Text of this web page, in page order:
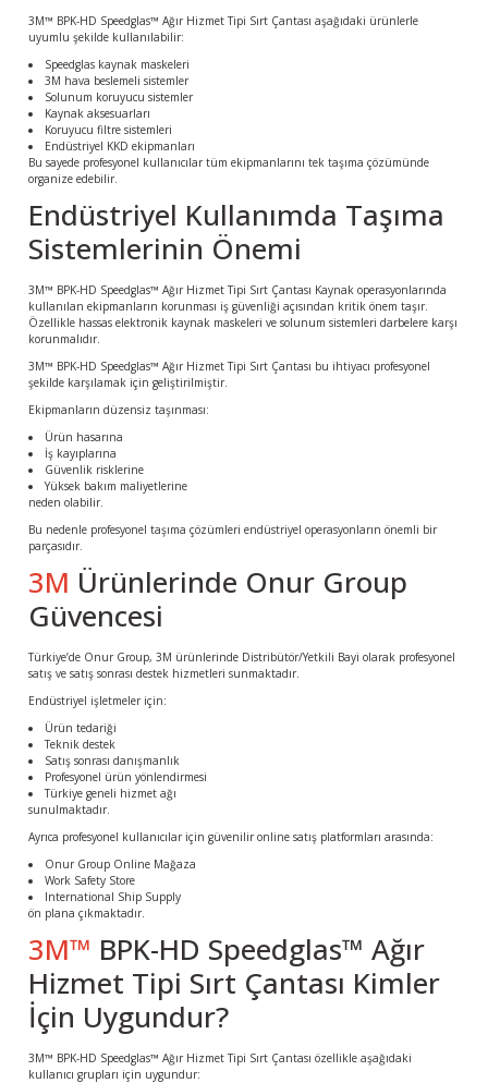
3M™ BPK-HD Speedglas™ Ağır Hizmet Tipi Sırt Çantası aşağıdaki ürünlerle
uyumlu şekilde kullanılabilir:
Speedglas kaynak maskeleri
3M hava beslemeli sistemler
Solunum koruyucu sistemler
Kaynak aksesuarları
Koruyucu filtre sistemleri
Endüstriyel KKD ekipmanları
Bu sayede profesyonel kullanıcılar tüm ekipmanlarını tek taşıma çözümünde
organize edebilir.
Endüstriyel Kullanımda Taşıma
Sistemlerinin Önemi
3M™ BPK-HD Speedglas™ Ağır Hizmet Tipi Sırt Çantası Kaynak operasyonlarında
kullanılan ekipmanların korunması iş güvenliği açısından kritik önem taşır.
Özellikle hassas elektronik kaynak maskeleri ve solunum sistemleri darbelere karşı
korunmalıdır.
3M™ BPK-HD Speedglas™ Ağır Hizmet Tipi Sırt Çantası bu ihtiyacı profesyonel
şekilde karşılamak için geliştirilmiştir.
Ekipmanların düzensiz taşınması:
Ürün hasarına
İş kayıplarına
Güvenlik risklerine
Yüksek bakım maliyetlerine
neden olabilir.
Bu nedenle profesyonel taşıma çözümleri endüstriyel operasyonların önemli bir
parçasıdır.
3M Ürünlerinde Onur Group
Güvencesi
Türkiye’de Onur Group, 3M ürünlerinde Distribütör/Yetkili Bayi olarak profesyonel
satış ve satış sonrası destek hizmetleri sunmaktadır.
Endüstriyel işletmeler için:
Ürün tedariği
Teknik destek
Satış sonrası danışmanlık
Profesyonel ürün yönlendirmesi
Türkiye geneli hizmet ağı
sunulmaktadır.
Ayrıca profesyonel kullanıcılar için güvenilir online satış platformları arasında:
Onur Group Online Mağaza
Work Safety Store
International Ship Supply
ön plana çıkmaktadır.
3M™ BPK-HD Speedglas™ Ağır
Hizmet Tipi Sırt Çantası Kimler
İçin Uygundur?
3M™ BPK-HD Speedglas™ Ağır Hizmet Tipi Sırt Çantası özellikle aşağıdaki
kullanıcı grupları için uygundur: